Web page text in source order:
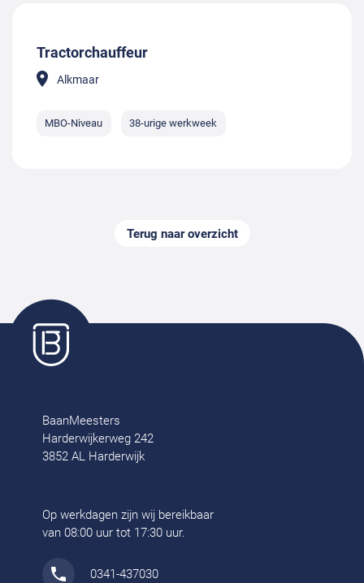
Tractorchauffeur
Alkmaar
MBO-Niveau 38-urige werkweek
Terug naar overzicht
BaanMeesters
Harderwijkerweg 242
3852 AL Harderwijk
Op werkdagen zijn wij bereikbaar
van 08:00 uur tot 17:30 uur.
0341-437030